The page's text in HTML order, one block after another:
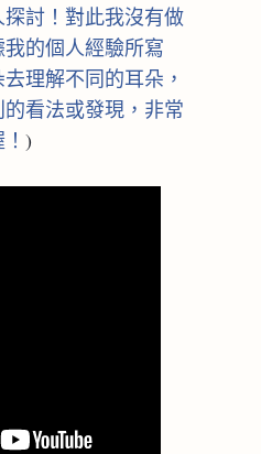
討！對此我沒有做
的個人經驗所寫
理解不同的耳朵，
看法或發現，非常
)